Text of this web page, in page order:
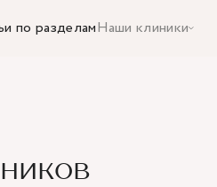
по разделамНаши клиники